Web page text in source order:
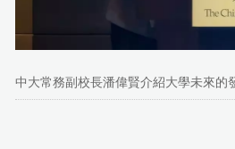
中大常務副校長潘偉賢介紹大學未來的